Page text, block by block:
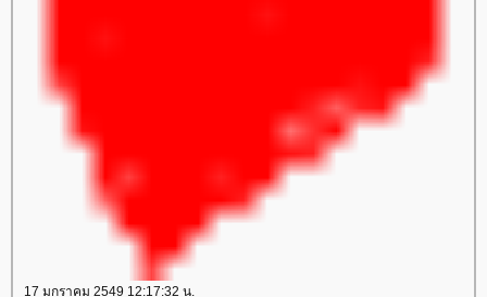
17 มกราคม 2549 12:17:32 น.